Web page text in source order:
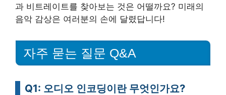
과 비트레이트를 찾아보는 것은 어떨까요? 미래의
음악 감상은 여러분의 손에 달렸답니다!
자주 묻는 질문 Q&A
Q1: 오디오 인코딩이란 무엇인가요?